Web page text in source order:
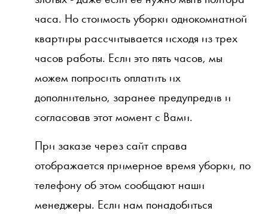
часа. Но стоимость уборки однокомнатной
квартиры рассчитывается исходя из трех
часов работы. Если это пять часов, мы
можем попросить оплатить их
дополнительно, заранее предупредив и
согласовав этот момент с Вами.
При заказе через сайт справа
отображается примерное время уборки, по
телефону об этом сообщают наши
менеджеры. Если нам понадобиться